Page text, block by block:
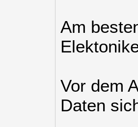
Am
Vor dem
Daten